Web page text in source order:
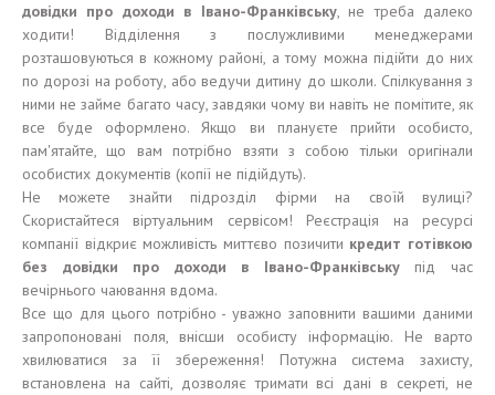
довідки про доходи в Івано-Франківську, не треба далеко
ходити! Відділення з послужливими менеджерами
розташовуються в кожному районі, а тому можна підійти до них
по дорозі на роботу, або ведучи дитину до школи. Спілкування з
ними не займе багато часу, завдяки чому ви навіть не помітите, як
все буде оформлено. Якщо ви плануєте прийти особисто,
пам'ятайте, що вам потрібно взяти з собою тільки оригінали
особистих документів (копії не підійдуть).
Не можете знайти підрозділ фірми на своїй вулиці?
Скористайтеся віртуальним сервісом! Реєстрація на ресурсі
компанії відкриє можливість миттєво позичити кредит готівкою
без довідки про доходи в Івано-Франківську під час
вечірнього чаювання вдома.
Все що для цього потрібно - уважно заповнити вашими даними
запропоновані поля, внісши особисту інформацію. Не варто
хвилюватися за її збереження! Потужна система захисту,
встановлена ​​на сайті, дозволяє тримати всі дані в секреті, не